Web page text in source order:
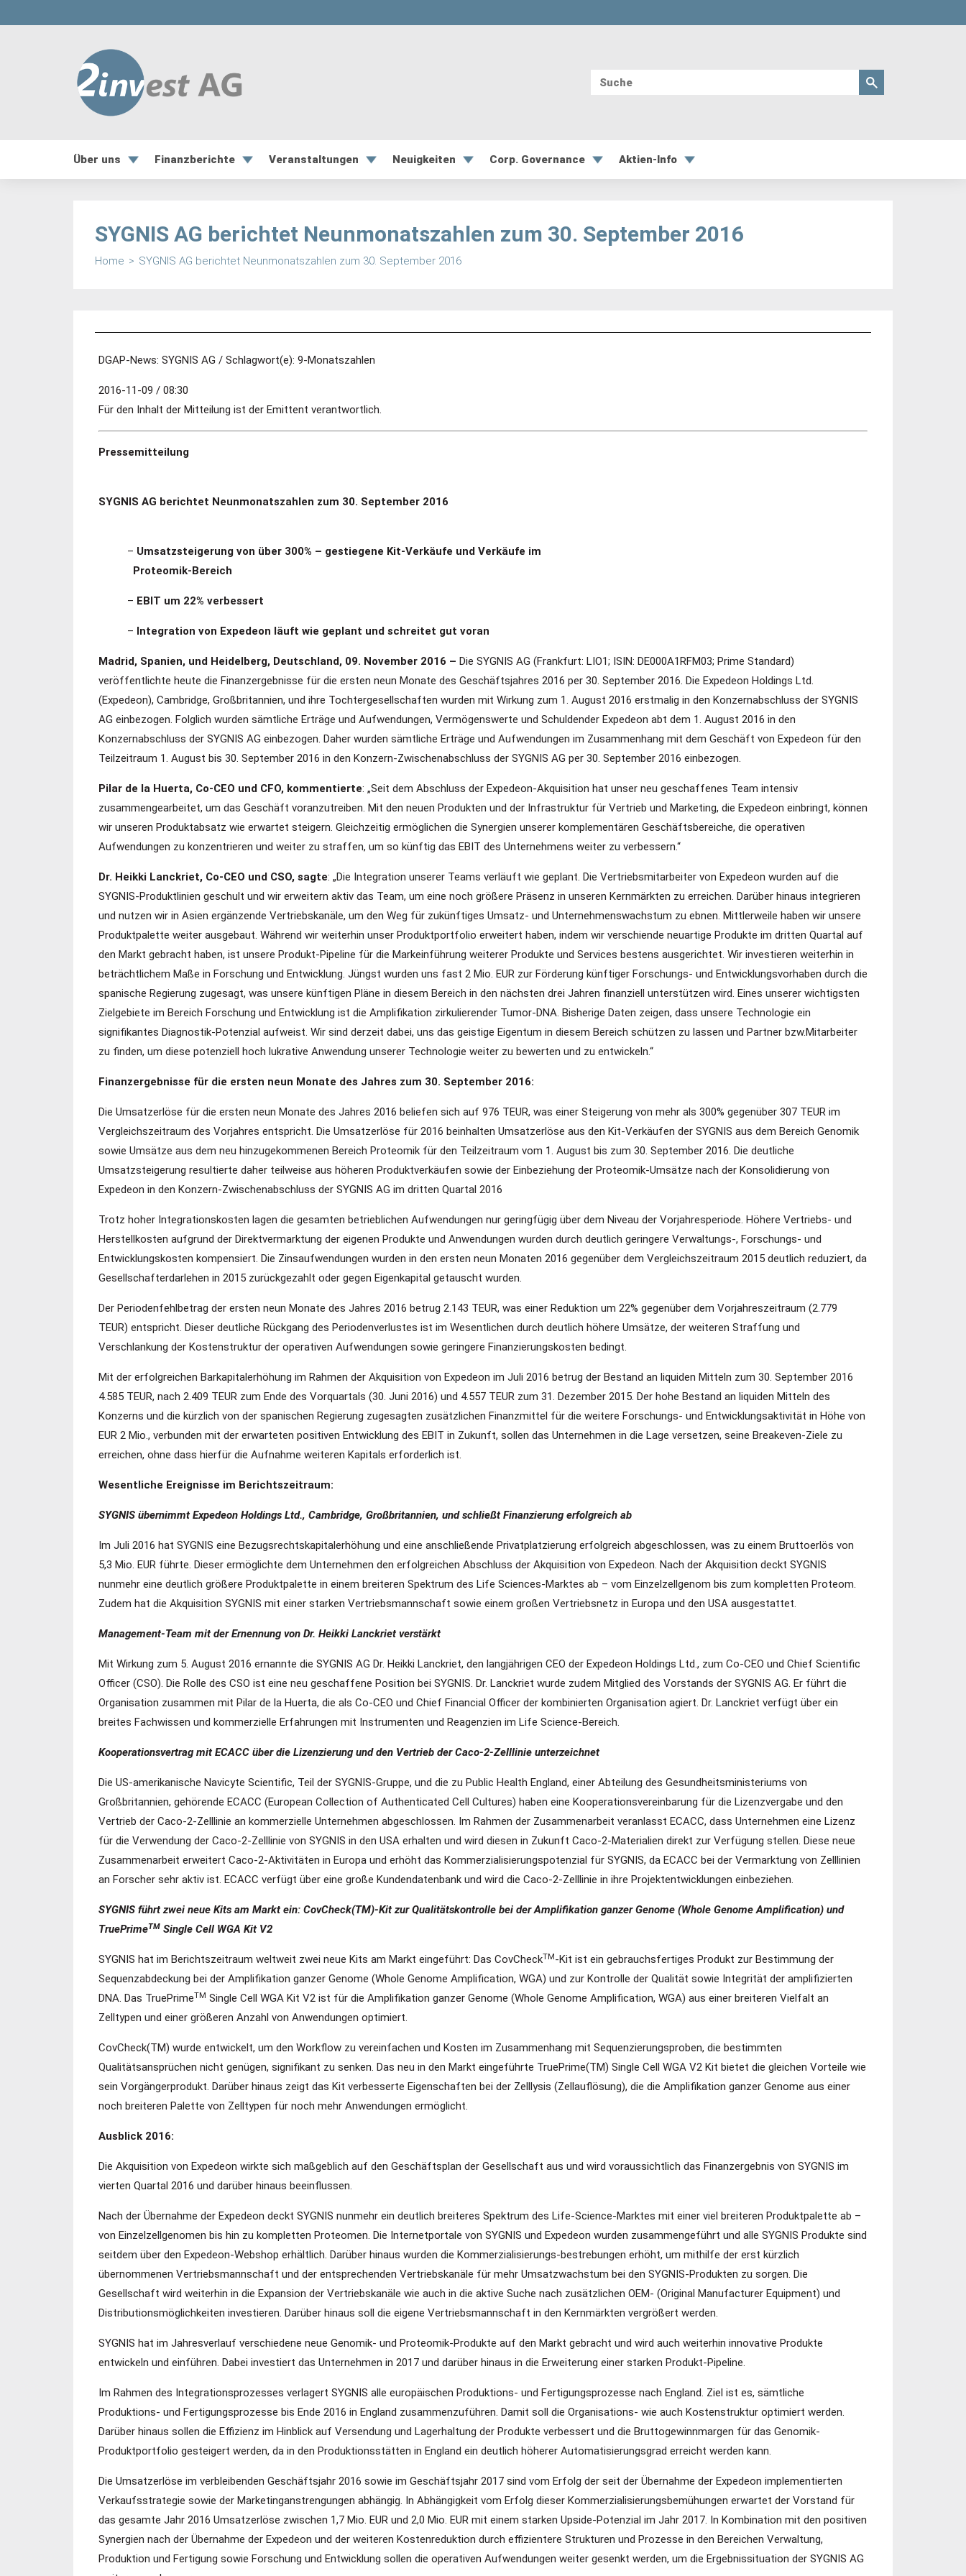
Über uns Finanzberichte Veranstaltungen Neuigkeiten Corp. Governance Aktien-Info
SYGNIS AG berichtet Neunmonatszahlen zum 30. September 2016
Home > SYGNIS AG berichtet Neunmonatszahlen zum 30. September 2016
DGAP-News: SYGNIS AG / Schlagwort(e): 9-Monatszahlen
2016-11-09 / 08:30
Für den Inhalt der Mitteilung ist der Emittent verantwortlich.
Pressemitteilung
SYGNIS AG berichtet Neunmonatszahlen zum 30. September 2016
– Umsatzsteigerung von über 300% – gestiegene Kit-Verkäufe und Verkäufe im
Proteomik-Bereich
– EBIT um 22% verbessert
– Integration von Expedeon läuft wie geplant und schreitet gut voran
Madrid, Spanien, und Heidelberg, Deutschland, 09. November 2016 – Die SYGNIS AG (Frankfurt: LIO1; ISIN: DE000A1RFM03; Prime Standard)
veröffentlichte heute die Finanzergebnisse für die ersten neun Monate des Geschäftsjahres 2016 per 30. September 2016. Die Expedeon Holdings Ltd.
(Expedeon), Cambridge, Großbritannien, und ihre Tochtergesellschaften wurden mit Wirkung zum 1. August 2016 erstmalig in den Konzernabschluss der SYGNIS
AG einbezogen. Folglich wurden sämtliche Erträge und Aufwendungen, Vermögenswerte und Schuldender Expedeon abt dem 1. August 2016 in den
Konzernabschluss der SYGNIS AG einbezogen. Daher wurden sämtliche Erträge und Aufwendungen im Zusammenhang mit dem Geschäft von Expedeon für den
Teilzeitraum 1. August bis 30. September 2016 in den Konzern-Zwischenabschluss der SYGNIS AG per 30. September 2016 einbezogen.
Pilar de la Huerta, Co-CEO und CFO, kommentierte: „Seit dem Abschluss der Expedeon-Akquisition hat unser neu geschaffenes Team intensiv
zusammengearbeitet, um das Geschäft voranzutreiben. Mit den neuen Produkten und der Infrastruktur für Vertrieb und Marketing, die Expedeon einbringt, können
wir unseren Produktabsatz wie erwartet steigern. Gleichzeitig ermöglichen die Synergien unserer komplementären Geschäftsbereiche, die operativen
Aufwendungen zu konzentrieren und weiter zu straffen, um so künftig das EBIT des Unternehmens weiter zu verbessern.“
Dr. Heikki Lanckriet, Co-CEO und CSO, sagte: „Die Integration unserer Teams verläuft wie geplant. Die Vertriebsmitarbeiter von Expedeon wurden auf die
SYGNIS-Produktlinien geschult und wir erweitern aktiv das Team, um eine noch größere Präsenz in unseren Kernmärkten zu erreichen. Darüber hinaus integrieren
und nutzen wir in Asien ergänzende Vertriebskanäle, um den Weg für zukünftiges Umsatz- und Unternehmenswachstum zu ebnen. Mittlerweile haben wir unsere
Produktpalette weiter ausgebaut. Während wir weiterhin unser Produktportfolio erweitert haben, indem wir verschiende neuartige Produkte im dritten Quartal auf
den Markt gebracht haben, ist unsere Produkt-Pipeline für die Markeinführung weiterer Produkte und Services bestens ausgerichtet. Wir investieren weiterhin in
beträchtlichem Maße in Forschung und Entwicklung. Jüngst wurden uns fast 2 Mio. EUR zur Förderung künftiger Forschungs- und Entwicklungsvorhaben durch die
spanische Regierung zugesagt, was unsere künftigen Pläne in diesem Bereich in den nächsten drei Jahren finanziell unterstützen wird. Eines unserer wichtigsten
Zielgebiete im Bereich Forschung und Entwicklung ist die Amplifikation zirkulierender Tumor-DNA. Bisherige Daten zeigen, dass unsere Technologie ein
signifikantes Diagnostik-Potenzial aufweist. Wir sind derzeit dabei, uns das geistige Eigentum in diesem Bereich schützen zu lassen und Partner bzw.Mitarbeiter
zu finden, um diese potenziell hoch lukrative Anwendung unserer Technologie weiter zu bewerten und zu entwickeln.“
Finanzergebnisse für die ersten neun Monate des Jahres zum 30. September 2016:
Die Umsatzerlöse für die ersten neun Monate des Jahres 2016 beliefen sich auf 976 TEUR, was einer Steigerung von mehr als 300% gegenüber 307 TEUR im
Vergleichszeitraum des Vorjahres entspricht. Die Umsatzerlöse für 2016 beinhalten Umsatzerlöse aus den Kit-Verkäufen der SYGNIS aus dem Bereich Genomik
sowie Umsätze aus dem neu hinzugekommenen Bereich Proteomik für den Teilzeitraum vom 1. August bis zum 30. September 2016. Die deutliche
Umsatzsteigerung resultierte daher teilweise aus höheren Produktverkäufen sowie der Einbeziehung der Proteomik-Umsätze nach der Konsolidierung von
Expedeon in den Konzern-Zwischenabschluss der SYGNIS AG im dritten Quartal 2016
Trotz hoher Integrationskosten lagen die gesamten betrieblichen Aufwendungen nur geringfügig über dem Niveau der Vorjahresperiode. Höhere Vertriebs- und
Herstellkosten aufgrund der Direktvermarktung der eigenen Produkte und Anwendungen wurden durch deutlich geringere Verwaltungs-, Forschungs- und
Entwicklungskosten kompensiert. Die Zinsaufwendungen wurden in den ersten neun Monaten 2016 gegenüber dem Vergleichszeitraum 2015 deutlich reduziert, da
Gesellschafterdarlehen in 2015 zurückgezahlt oder gegen Eigenkapital getauscht wurden.
Der Periodenfehlbetrag der ersten neun Monate des Jahres 2016 betrug 2.143 TEUR, was einer Reduktion um 22% gegenüber dem Vorjahreszeitraum (2.779
TEUR) entspricht. Dieser deutliche Rückgang des Periodenverlustes ist im Wesentlichen durch deutlich höhere Umsätze, der weiteren Straffung und
Verschlankung der Kostenstruktur der operativen Aufwendungen sowie geringere Finanzierungskosten bedingt.
Mit der erfolgreichen Barkapitalerhöhung im Rahmen der Akquisition von Expedeon im Juli 2016 betrug der Bestand an liquiden Mitteln zum 30. September 2016
4.585 TEUR, nach 2.409 TEUR zum Ende des Vorquartals (30. Juni 2016) und 4.557 TEUR zum 31. Dezember 2015. Der hohe Bestand an liquiden Mitteln des
Konzerns und die kürzlich von der spanischen Regierung zugesagten zusätzlichen Finanzmittel für die weitere Forschungs- und Entwicklungsaktivität in Höhe von
EUR 2 Mio., verbunden mit der erwarteten positiven Entwicklung des EBIT in Zukunft, sollen das Unternehmen in die Lage versetzen, seine Breakeven-Ziele zu
erreichen, ohne dass hierfür die Aufnahme weiteren Kapitals erforderlich ist.
Wesentliche Ereignisse im Berichtszeitraum:
SYGNIS übernimmt Expedeon Holdings Ltd., Cambridge, Großbritannien, und schließt Finanzierung erfolgreich ab
Im Juli 2016 hat SYGNIS eine Bezugsrechtskapitalerhöhung und eine anschließende Privatplatzierung erfolgreich abgeschlossen, was zu einem Bruttoerlös von
5,3 Mio. EUR führte. Dieser ermöglichte dem Unternehmen den erfolgreichen Abschluss der Akquisition von Expedeon. Nach der Akquisition deckt SYGNIS
nunmehr eine deutlich größere Produktpalette in einem breiteren Spektrum des Life Sciences-Marktes ab – vom Einzelzellgenom bis zum kompletten Proteom.
Zudem hat die Akquisition SYGNIS mit einer starken Vertriebsmannschaft sowie einem großen Vertriebsnetz in Europa und den USA ausgestattet.
Management-Team mit der Ernennung von Dr. Heikki Lanckriet verstärkt
Mit Wirkung zum 5. August 2016 ernannte die SYGNIS AG Dr. Heikki Lanckriet, den langjährigen CEO der Expedeon Holdings Ltd., zum Co-CEO und Chief Scientific
Officer (CSO). Die Rolle des CSO ist eine neu geschaffene Position bei SYGNIS. Dr. Lanckriet wurde zudem Mitglied des Vorstands der SYGNIS AG. Er führt die
Organisation zusammen mit Pilar de la Huerta, die als Co-CEO und Chief Financial Officer der kombinierten Organisation agiert. Dr. Lanckriet verfügt über ein
breites Fachwissen und kommerzielle Erfahrungen mit Instrumenten und Reagenzien im Life Science-Bereich.
Kooperationsvertrag mit ECACC über die Lizenzierung und den Vertrieb der Caco-2-Zelllinie unterzeichnet
Die US-amerikanische Navicyte Scientific, Teil der SYGNIS-Gruppe, und die zu Public Health England, einer Abteilung des Gesundheitsministeriums von
Großbritannien, gehörende ECACC (European Collection of Authenticated Cell Cultures) haben eine Kooperationsvereinbarung für die Lizenzvergabe und den
Vertrieb der Caco-2-Zelllinie an kommerzielle Unternehmen abgeschlossen. Im Rahmen der Zusammenarbeit veranlasst ECACC, dass Unternehmen eine Lizenz
für die Verwendung der Caco-2-Zelllinie von SYGNIS in den USA erhalten und wird diesen in Zukunft Caco-2-Materialien direkt zur Verfügung stellen. Diese neue
Zusammenarbeit erweitert Caco-2-Aktivitäten in Europa und erhöht das Kommerzialisierungspotenzial für SYGNIS, da ECACC bei der Vermarktung von Zelllinien
an Forscher sehr aktiv ist. ECACC verfügt über eine große Kundendatenbank und wird die Caco-2-Zelllinie in ihre Projektentwicklungen einbeziehen.
SYGNIS führt zwei neue Kits am Markt ein: CovCheck(TM)-Kit zur Qualitätskontrolle bei der Amplifikation ganzer Genome (Whole Genome Amplification) und
TruePrimeTM Single Cell WGA Kit V2
SYGNIS hat im Berichtszeitraum weltweit zwei neue Kits am Markt eingeführt: Das CovCheckTM-Kit ist ein gebrauchsfertiges Produkt zur Bestimmung der
Sequenzabdeckung bei der Amplifikation ganzer Genome (Whole Genome Amplification, WGA) und zur Kontrolle der Qualität sowie Integrität der amplifizierten
DNA. Das TruePrimeTM Single Cell WGA Kit V2 ist für die Amplifikation ganzer Genome (Whole Genome Amplification, WGA) aus einer breiteren Vielfalt an
Zelltypen und einer größeren Anzahl von Anwendungen optimiert.
CovCheck(TM) wurde entwickelt, um den Workflow zu vereinfachen und Kosten im Zusammenhang mit Sequenzierungsproben, die bestimmten
Qualitätsansprüchen nicht genügen, signifikant zu senken. Das neu in den Markt eingeführte TruePrime(TM) Single Cell WGA V2 Kit bietet die gleichen Vorteile wie
sein Vorgängerprodukt. Darüber hinaus zeigt das Kit verbesserte Eigenschaften bei der Zelllysis (Zellauflösung), die die Amplifikation ganzer Genome aus einer
noch breiteren Palette von Zelltypen für noch mehr Anwendungen ermöglicht.
Ausblick 2016:
Die Akquisition von Expedeon wirkte sich maßgeblich auf den Geschäftsplan der Gesellschaft aus und wird voraussichtlich das Finanzergebnis von SYGNIS im
vierten Quartal 2016 und darüber hinaus beeinflussen.
Nach der Übernahme der Expedeon deckt SYGNIS nunmehr ein deutlich breiteres Spektrum des Life-Science-Marktes mit einer viel breiteren Produktpalette ab –
von Einzelzellgenomen bis hin zu kompletten Proteomen. Die Internetportale von SYGNIS und Expedeon wurden zusammengeführt und alle SYGNIS Produkte sind
seitdem über den Expedeon-Webshop erhältlich. Darüber hinaus wurden die Kommerzialisierungs-bestrebungen erhöht, um mithilfe der erst kürzlich
übernommenen Vertriebsmannschaft und der entsprechenden Vertriebskanäle für mehr Umsatzwachstum bei den SYGNIS-Produkten zu sorgen. Die
Gesellschaft wird weiterhin in die Expansion der Vertriebskanäle wie auch in die aktive Suche nach zusätzlichen OEM- (Original Manufacturer Equipment) und
Distributionsmöglichkeiten investieren. Darüber hinaus soll die eigene Vertriebsmannschaft in den Kernmärkten vergrößert werden.
SYGNIS hat im Jahresverlauf verschiedene neue Genomik- und Proteomik-Produkte auf den Markt gebracht und wird auch weiterhin innovative Produkte
entwickeln und einführen. Dabei investiert das Unternehmen in 2017 und darüber hinaus in die Erweiterung einer starken Produkt-Pipeline.
Im Rahmen des Integrationsprozesses verlagert SYGNIS alle europäischen Produktions- und Fertigungsprozesse nach England. Ziel ist es, sämtliche
Produktions- und Fertigungsprozesse bis Ende 2016 in England zusammenzuführen. Damit soll die Organisations- wie auch Kostenstruktur optimiert werden.
Darüber hinaus sollen die Effizienz im Hinblick auf Versendung und Lagerhaltung der Produkte verbessert und die Bruttogewinnmargen für das Genomik-
Produktportfolio gesteigert werden, da in den Produktionsstätten in England ein deutlich höherer Automatisierungsgrad erreicht werden kann.
Die Umsatzerlöse im verbleibenden Geschäftsjahr 2016 sowie im Geschäftsjahr 2017 sind vom Erfolg der seit der Übernahme der Expedeon implementierten
Verkaufsstrategie sowie der Marketinganstrengungen abhängig. In Abhängigkeit vom Erfolg dieser Kommerzialisierungsbemühungen erwartet der Vorstand für
das gesamte Jahr 2016 Umsatzerlöse zwischen 1,7 Mio. EUR und 2,0 Mio. EUR mit einem starken Upside-Potenzial im Jahr 2017. In Kombination mit den positiven
Synergien nach der Übernahme der Expedeon und der weiteren Kostenreduktion durch effizientere Strukturen und Prozesse in den Bereichen Verwaltung,
Produktion und Fertigung sowie Forschung und Entwicklung sollen die operativen Aufwendungen weiter gesenkt werden, um die Ergebnissituation der SYGNIS AG